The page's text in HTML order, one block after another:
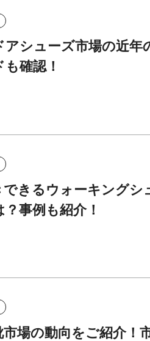
アシューズ市場の近年
も確認！
できるウォーキングシ
事例も紹介！
場の動向をご紹介！